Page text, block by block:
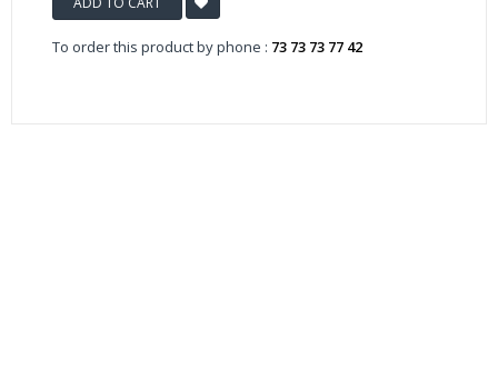
To order this product by phone : 73 73 73 77 42